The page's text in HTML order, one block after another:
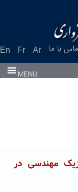
En Fr Ar با ما
MENU
مهندسی در